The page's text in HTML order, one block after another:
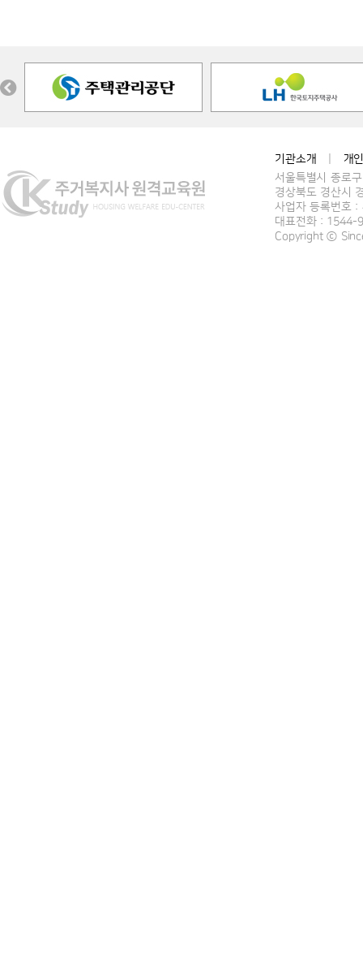
기관소개
개
서울특별시 종로
경상북도 경산시
사업자 등록번호
대표전화 : 1544-
Copyright ⓒ